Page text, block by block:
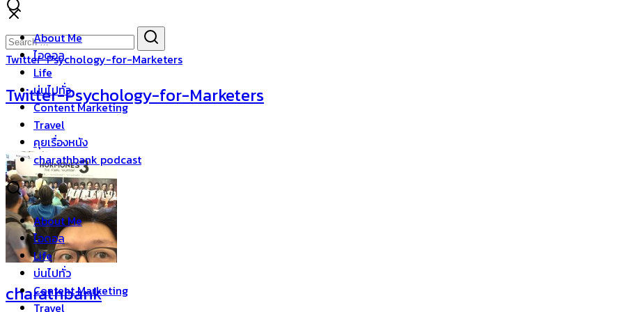
Skip
content
About Me
ไอดอล
Life
บ่นไปทั่ว
Content Marketing
Travel
คุยเรื่องหนัง
charathbank podcast
About Me
ไอดอล
Life
บ่นไปทั่ว
Content Marketing
Travel
Search
for:
Twitter-Psychology-for-Marketers
Twitter-Psychology-for-Marketers
charathbank